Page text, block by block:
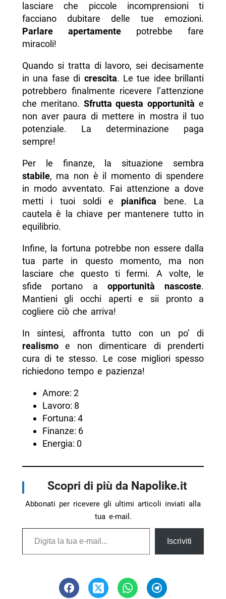
lasciare che piccole incomprensioni ti
facciano dubitare delle tue emozioni.
Parlare apertamentepotrebbe fare
miracoli!
Quando si tratta di lavoro, sei decisamente
in una fase di crescita. Le tue idee brillanti
potrebbero finalmente ricevere l’attenzione
che meritano. Sfrutta questa opportunità e
non aver paura di mettere in mostra il tuo
potenziale. La determinazione paga
sempre!
Per le finanze, la situazione sembra
stabile, ma non è il momento di spendere
in modo avventato. Fai attenzione a dove
metti i tuoi soldi e pianifica bene. La
cautela è la chiave per mantenere tutto in
equilibrio.
Infine, la fortuna potrebbe non essere dalla
tua parte in questo momento, ma non
lasciare che questo ti fermi. A volte, le
sfide portano a opportunità nascoste.
Mantieni gli occhi aperti e sii pronto a
cogliere ciò che arriva!
In sintesi, affronta tutto con un po’ di
realismoe non dimenticare di prenderti
cura di te stesso. Le cose migliori spesso
richiedono tempo e pazienza!
Amore: 2
Lavoro: 8
Fortuna: 4
Finanze: 6
Energia: 0
Scopri di più da Napolike.it
Abbonati per ricevere gli ultimi articoli inviati alla
tua e-mail.
Digita la tua e-mail...
Iscriviti